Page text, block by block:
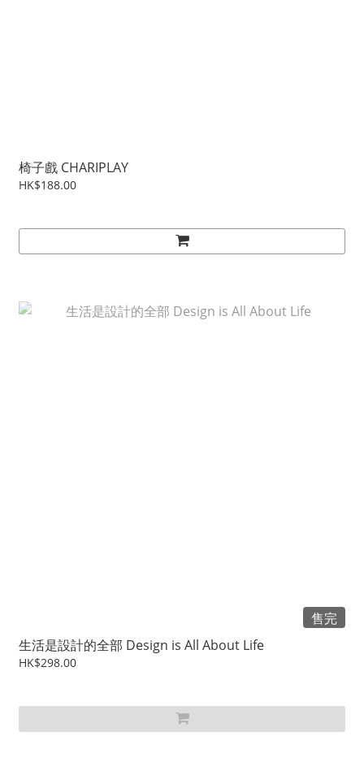
椅子戲 CHARIPLAY
HK$188.00
售完
生活是設計的全部 Design is All About Life
HK$298.00